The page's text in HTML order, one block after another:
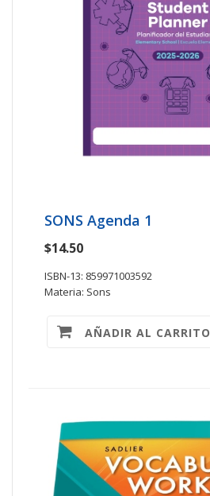
SONS Agenda 1
$14.50
ISBN-13: 859971003592
Materia: Sons
AÑADIR AL CARRITO